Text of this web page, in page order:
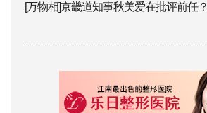
[万物相]京畿道知事秋美爱在批评前任？